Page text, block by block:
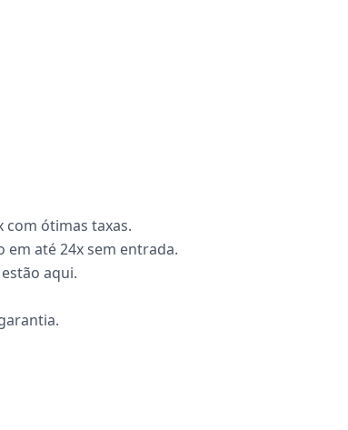
com ótimas taxas.
em até 24x sem entrada.
aqui.